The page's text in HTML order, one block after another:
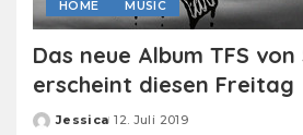
HOME MUSIC
Das neue Album TFS
erscheint diesen Freitag
Posted
Jessica 12. Juli 2019